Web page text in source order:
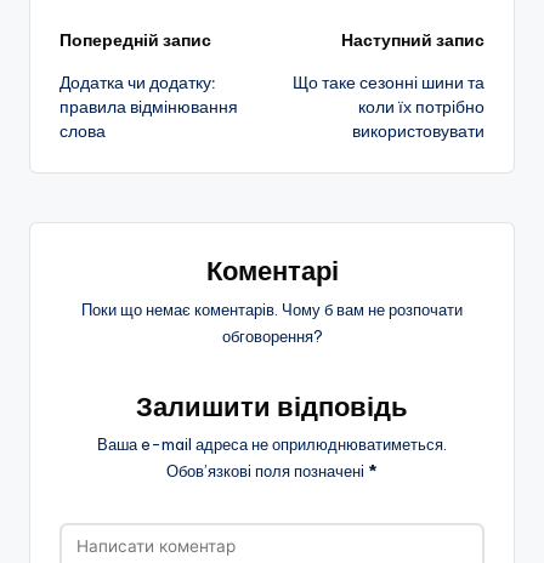
Навігація
по
запису
Попередній запис
Додатка чи додатку:
правила відмінювання
слова
Наступний запис
Що таке сезонні шини та
коли їх потрібно
використовувати
Коментарі
Поки що немає коментарів. Чому б вам не розпочати
обговорення?
Залишити відповідь
Ваша e-mail адреса не оприлюднюватиметься.
Обов’язкові поля позначені *